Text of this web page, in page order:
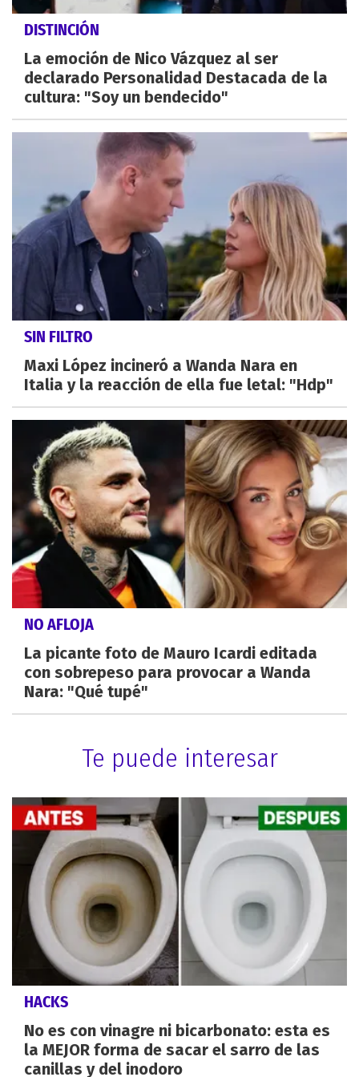
DISTINCIÓN
La emoción de Nico Vázquez al ser
declarado Personalidad Destacada de la
cultura: "Soy un bendecido"
SIN FILTRO
Maxi López incineró a Wanda Nara en
Italia y la reacción de ella fue letal: "Hdp"
NO AFLOJA
La picante foto de Mauro Icardi editada
con sobrepeso para provocar a Wanda
Nara: "Qué tupé"
Te puede interesar
HACKS
No es con vinagre ni bicarbonato: esta es
la MEJOR forma de sacar el sarro de las
canillas y del inodoro